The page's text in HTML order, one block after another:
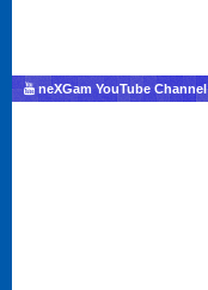
neXGam YouTube Channel